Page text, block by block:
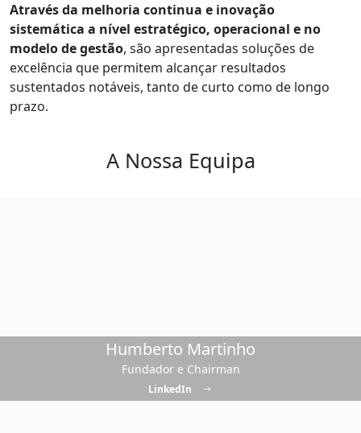
Através da melhoria continua e inovação
sistemática a nível estratégico, operacional e no
modelo de gestão, são apresentadas soluções de
excelência que permitem alcançar resultados
sustentados notáveis, tanto de curto como de longo
prazo.
A Nossa Equipa
Humberto Martinho
Fundador e Chairman
LinkedIn